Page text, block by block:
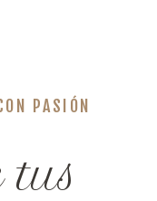
PASIÓN
tus